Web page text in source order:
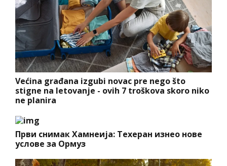
Većina građana izgubi novac pre nego što
stigne na letovanje - ovih 7 troškova skoro niko
ne planira
Први снимак Хамнеија: Техеран изнео нове
услове за Ормуз